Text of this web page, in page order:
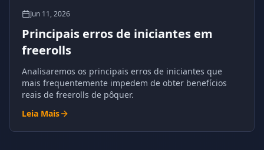
Jun 11, 2026
Principais erros de iniciantes em
freerolls
Analisaremos os principais erros de iniciantes que
mais frequentemente impedem de obter benefícios
reais de freerolls de pôquer.
Leia Mais